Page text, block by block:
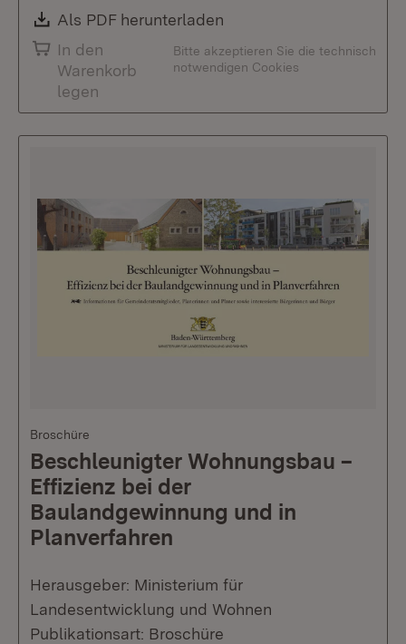
Download:
Als PDF herunterladen
In den
Warenkorb
legen
Bitte akzeptieren Sie die technisch
notwendigen Cookies
Broschüre
Beschleunigter Wohnungsbau –
Effizienz bei der
Baulandgewinnung und in
Planverfahren
Herausgeber: Ministerium für
Landesentwicklung und Wohnen
Publikationsart: Broschüre